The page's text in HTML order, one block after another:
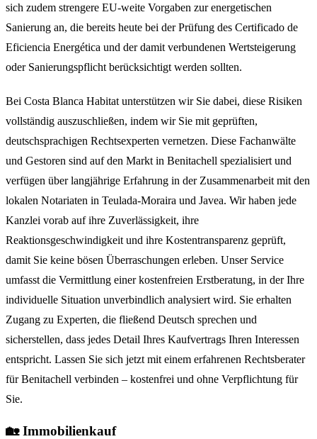
sich zudem strengere EU-weite Vorgaben zur energetischen
Sanierung an, die bereits heute bei der Prüfung des Certificado de
Eficiencia Energética und der damit verbundenen Wertsteigerung
oder Sanierungspflicht berücksichtigt werden sollten.
Bei Costa Blanca Habitat unterstützen wir Sie dabei, diese Risiken
vollständig auszuschließen, indem wir Sie mit geprüften,
deutschsprachigen Rechtsexperten vernetzen. Diese Fachanwälte
und Gestoren sind auf den Markt in Benitachell spezialisiert und
verfügen über langjährige Erfahrung in der Zusammenarbeit mit den
lokalen Notariaten in Teulada-Moraira und Javea. Wir haben jede
Kanzlei vorab auf ihre Zuverlässigkeit, ihre
Reaktionsgeschwindigkeit und ihre Kostentransparenz geprüft,
damit Sie keine bösen Überraschungen erleben. Unser Service
umfasst die Vermittlung einer kostenfreien Erstberatung, in der Ihre
individuelle Situation unverbindlich analysiert wird. Sie erhalten
Zugang zu Experten, die fließend Deutsch sprechen und
sicherstellen, dass jedes Detail Ihres Kaufvertrags Ihren Interessen
entspricht. Lassen Sie sich jetzt mit einem erfahrenen Rechtsberater
für Benitachell verbinden – kostenfrei und ohne Verpflichtung für
Sie.
🏡 Immobilienkauf